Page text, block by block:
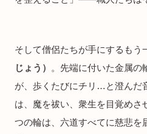
そして僧侶たちが手にするもう
じょう）
。先端に付いた金属の
が、歩くたびにチリ…と澄んだ
は、魔を祓い、衆生を目覚めさ
つの輪は、六道すべてに慈悲を